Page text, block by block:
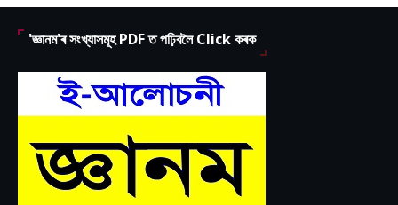
'জ্ঞানম'ৰ সংখ্যাসমূহ PDF ত পঢ়িবলৈ Click কৰক